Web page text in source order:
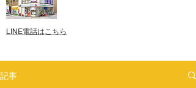
LINE電話はこちら
記事